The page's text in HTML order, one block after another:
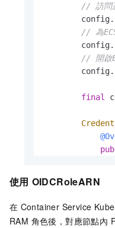
// 訪問
// 為
// 開啟
final
使用 OIDCRoleARN
在 Container Service
RAM 角色後，對應節點內